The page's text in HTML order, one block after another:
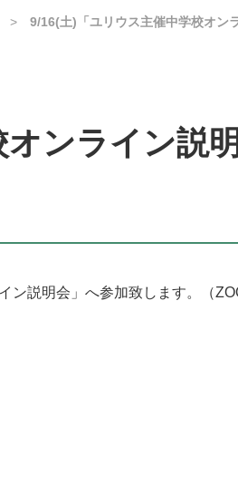
9/16(土)「ユリウス主催中学校オン
ンライン説
ン説明会」へ参加致します。 （